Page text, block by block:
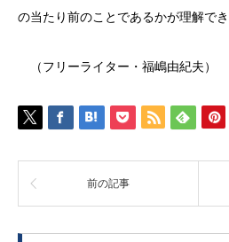
の当たり前のことであるかが理解で
（フリーライター・福嶋由紀夫）
前の記事